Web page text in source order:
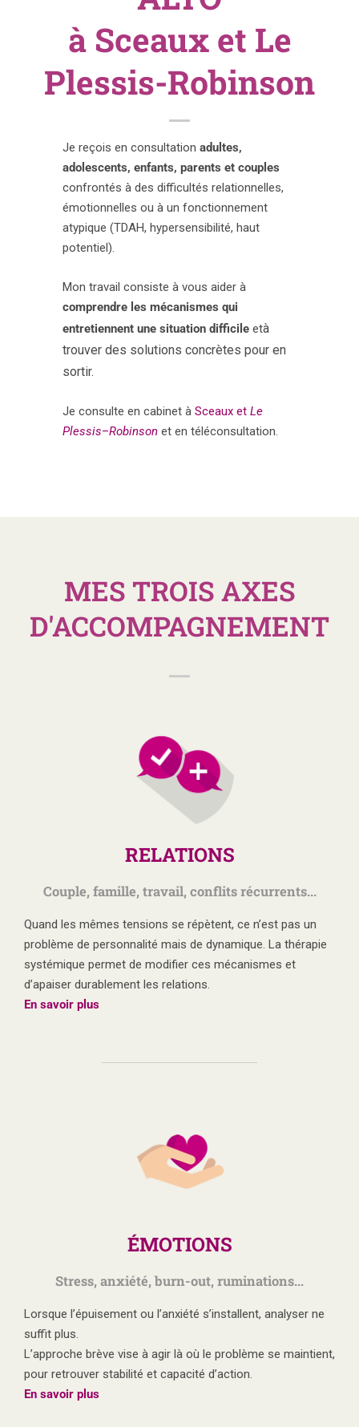
Prendre contact
à Sceaux et Le
Plessis-Robinson
Je reçois en consultationadultes,
adolescents, enfants, parents et couples
confrontés à des difficultés relationnelles,
émotionnelles ou à un fonctionnement
atypique (TDAH, hypersensibilité, haut
potentiel).
Mon travail consiste à vous aider à
comprendre les mécanismes qui
entretiennent une situation difficile età
trouver des solutions concrètes pour en
sortir.
Je consulte en cabinet àSceaux etLe
Plessis–Robinson et en téléconsultation.
MES TROIS AXES
D'ACCOMPAGNEMENT
RELATIONS
Couple, famille, travail, conflits récurrents...
Quand les mêmes tensions se répètent, ce n’est pas un
problème de personnalité mais de dynamique. La thérapie
systémique permet de modifier ces mécanismes et
d’apaiser durablement les relations.
En savoir plus
ÉMOTIONS
Stress, anxiété, burn-out, ruminations...
Lorsque l’épuisement ou l’anxiété s’installent, analyser ne
suffit plus.
L’approche brève vise à agir là où le problème se maintient,
pour retrouver stabilité et capacité d’action.
En savoir plus